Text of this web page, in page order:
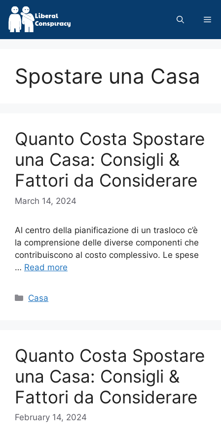
Skip
content
Spostare una Casa
Quanto Costa Spostare
una Casa: Consigli &
Fattori da Considerare
March 14, 2024
Al centro della pianificazione di un trasloco c’è
la comprensione delle diverse componenti che
contribuiscono al costo complessivo. Le spese
… Read more
Categories
Casa
Quanto Costa Spostare
una Casa: Consigli &
Fattori da Considerare
February 14, 2024